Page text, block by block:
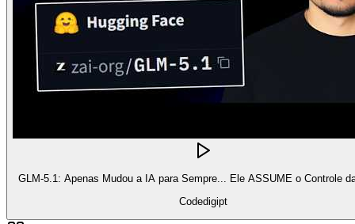
GLM-5.1: Apenas Mudou a IA para Sempre... Ele ASSUME o Controle
Codedigipt